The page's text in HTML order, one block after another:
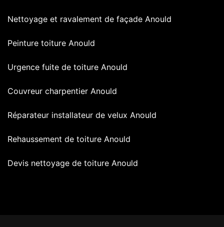
Nettoyage et ravalement de façade Anould
Peinture toiture Anould
Urgence fuite de toiture Anould
Couvreur charpentier Anould
Réparateur installateur de velux Anould
Rehaussement de toiture Anould
Devis nettoyage de toiture Anould